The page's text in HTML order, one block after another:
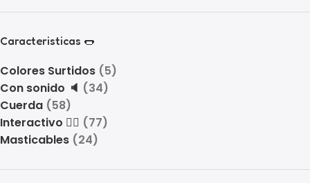
Caracteristicas 🌭
Colores Surtidos (5)
Con sonido 🔈 (34)
Cuerda (58)
Interactivo 🤹‍♂️ (77)
Masticables (24)